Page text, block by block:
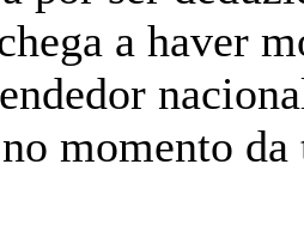
a haver
momento da